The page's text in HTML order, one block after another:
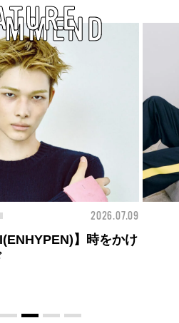
2026.07.09
界へようこそ。大胆な
ヤードの先に。装う